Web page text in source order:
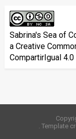
Sabrina's Sea of
a Creative
CompartirIgual
. Template